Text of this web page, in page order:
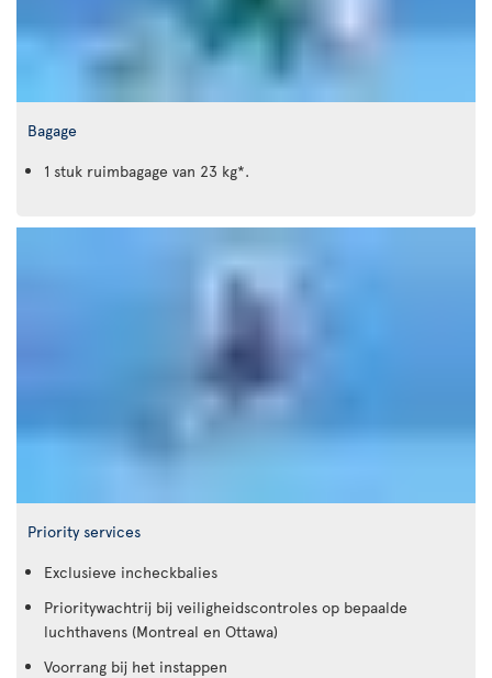
Bagage
1 stuk ruimbagage van 23 kg*.
Priority services
Exclusieve incheckbalies
Prioritywachtrij bij veiligheidscontroles op bepaalde
luchthavens (Montreal en Ottawa)
Voorrang bij het instappen